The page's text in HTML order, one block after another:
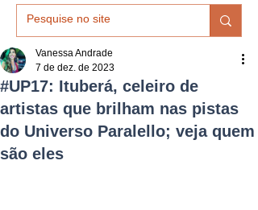
#UP17: Ituberá, celeiro de
artistas que brilham nas pistas
do Universo Paralello; veja quem
são eles
Vanessa Andrade
7 de dez. de 2023